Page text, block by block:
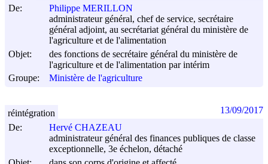
De:
Philippe MERILLON
administrateur général, chef de service, secrétaire
général adjoint, au secrétariat général du ministère de
l'agriculture et de l'alimentation
Objet:
des fonctions de secrétaire général du ministère de
l'agriculture et de l'alimentation par intérim
Groupe:
Ministère de l'agriculture
De:
Hervé CHAZEAU
administrateur général des finances publiques de classe
exceptionnelle, 3e échelon, détaché
réintégration 13/09/2017